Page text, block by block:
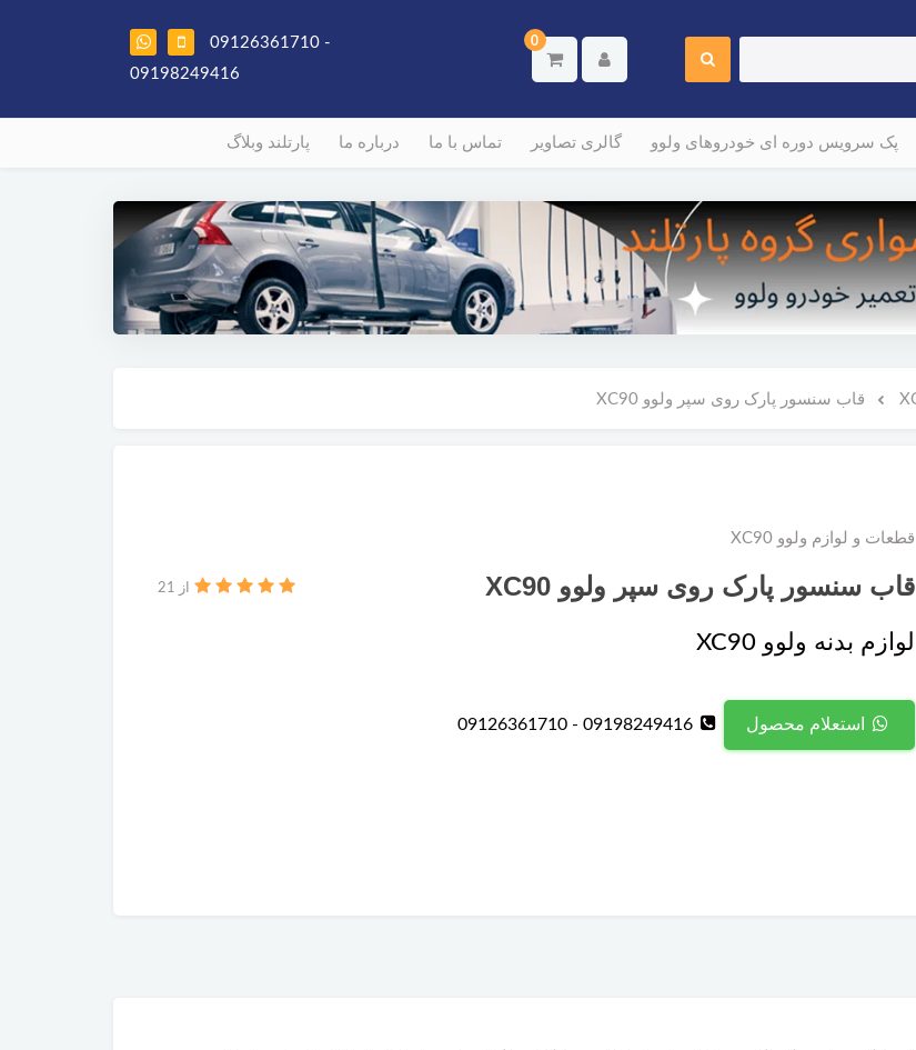
0
09126361710 -
09198249416
پک سرویس دوره ای خودروهای ولوو گالری تصاویر تماس با ما درباره ما پارتلند وبلاگ
قاب‌ سنسور پارک روی سپر ولوو XC90
قطعات و لوازم ولوو XC90
قاب‌ سنسور پارک روی سپر ولوو XC90 از 21
لوازم بدنه ولوو XC90
استعلام محصول 09198249416 - 09126361710